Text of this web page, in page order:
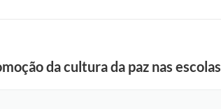
da cultura da paz nas escolas